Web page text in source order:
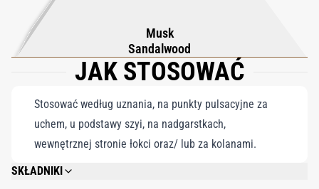
Musk
Sandalwood
JAK STOSOWAĆ
Stosować według uznania, na punkty pulsacyjne za
uchem, u podstawy szyi, na nadgarstkach,
wewnętrznej stronie łokci oraz/ lub za kolanami.
SKŁADNIKI